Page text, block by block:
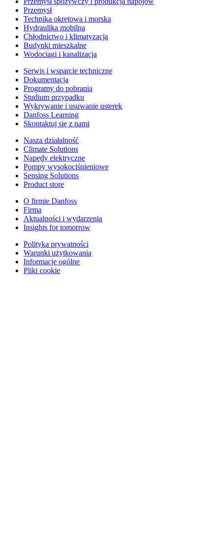
Przemysł
Technika okrętowa i morska
Hydraulika mobilna
Chłodnictwo i klimatyzacja
Budynki mieszkalne
Wodociągi i kanalizacja
Serwis i wsparcie techniczne
Dokumentacja
Programy do pobrania
Studium przypadku
Wykrywanie i usuwanie usterek
Danfoss Learning
Skontaktuj się z nami
Nasza działalność
Climate Solutions
Napędy elektryczne
Pompy wysokociśnieniowe
Sensing Solutions
Product store
O firmie Danfoss
Firma
Aktualności i wydarzenia
Insights for tomorrow
Polityka prywatności
Warunki użytkowania
Informacje ogólne
Pliki cookie